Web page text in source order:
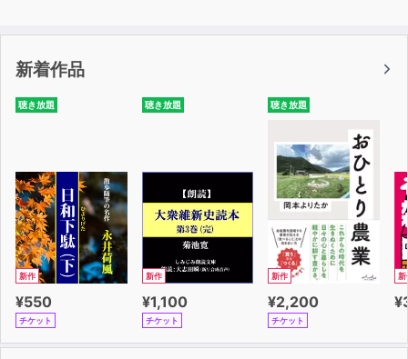
新着作品
聴き放題
新作
¥550
チケット
聴き放題
新作
¥1,100
チケット
聴き放題
新作
¥2,200
チケット
新